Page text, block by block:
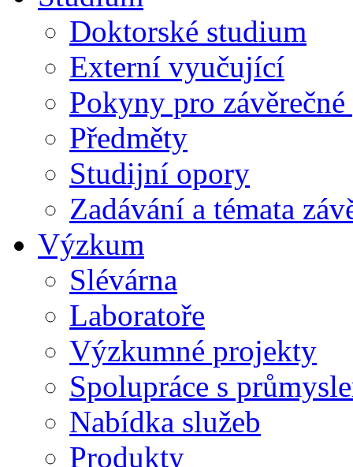
Doktorské studium
Externí vyučující
Pokyny pro závěrečné
Předměty
Studijní opory
Zadávání a témata
Výzkum
Slévárna
Laboratoře
Výzkumné projekty
Spolupráce s
Nabídka služeb
Produkty